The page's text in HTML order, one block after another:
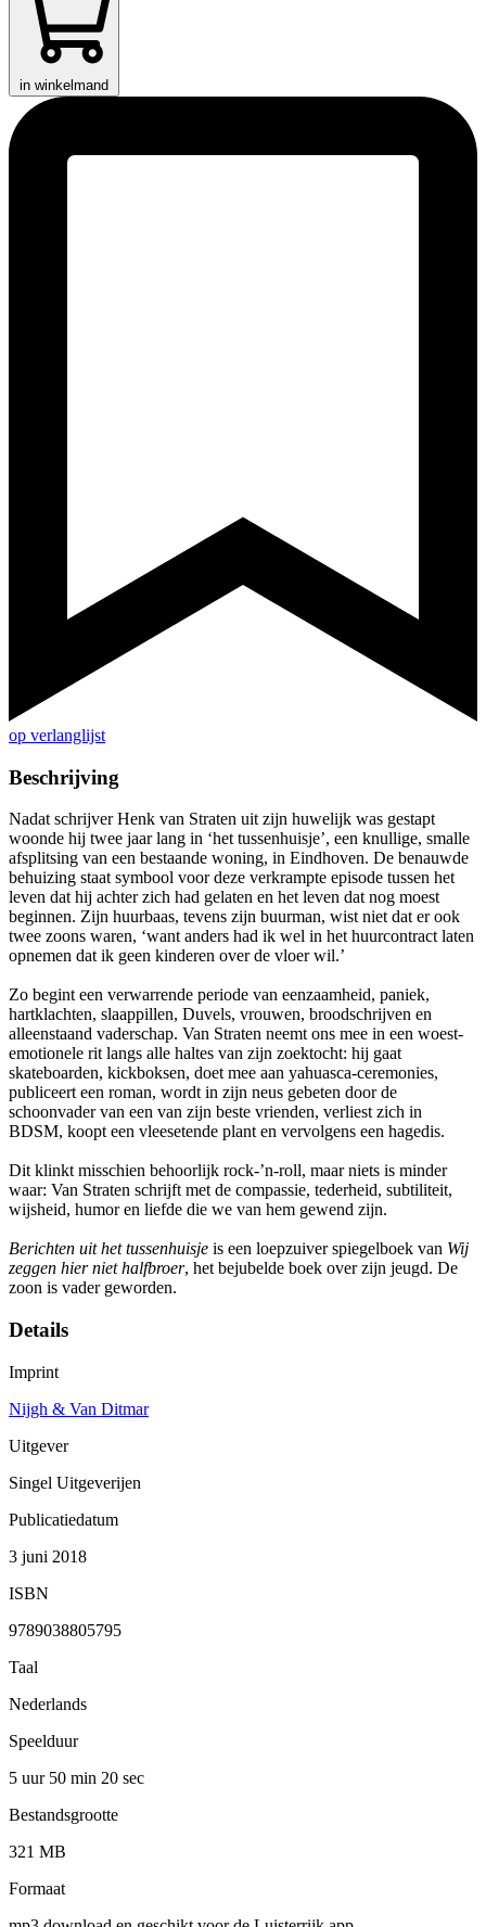
in winkelmand
op verlanglijst
Beschrijving
Nadat schrijver Henk van Straten uit zijn huwelijk was gestapt
woonde hij twee jaar lang in ‘het tussenhuisje’, een knullige, smalle
afsplitsing van een bestaande woning, in Eindhoven. De benauwde
behuizing staat symbool voor deze verkrampte episode tussen het
leven dat hij achter zich had gelaten en het leven dat nog moest
beginnen. Zijn huurbaas, tevens zijn buurman, wist niet dat er ook
twee zoons waren, ‘want anders had ik wel in het huurcontract laten
opnemen dat ik geen kinderen over de vloer wil.’
Zo begint een verwarrende periode van eenzaamheid, paniek,
hartklachten, slaappillen, Duvels, vrouwen, broodschrijven en
alleenstaand vaderschap. Van Straten neemt ons mee in een woest-
emotionele rit langs alle haltes van zijn zoektocht: hij gaat
skateboarden, kickboksen, doet mee aan yahuasca-ceremonies,
publiceert een roman, wordt in zijn neus gebeten door de
schoonvader van een van zijn beste vrienden, verliest zich in
BDSM, koopt een vleesetende plant en vervolgens een hagedis.
Dit klinkt misschien behoorlijk rock-’n-roll, maar niets is minder
waar: Van Straten schrijft met de compassie, tederheid, subtiliteit,
wijsheid, humor en liefde die we van hem gewend zijn.
Berichten uit het tussenhuisje is een loepzuiver spiegelboek van Wij
zeggen hier niet halfbroer, het bejubelde boek over zijn jeugd. De
zoon is vader geworden.
Details
Imprint
Nijgh & Van Ditmar
Uitgever
Singel Uitgeverijen
Publicatiedatum
3 juni 2018
ISBN
9789038805795
Taal
Nederlands
Speelduur
5 uur 50 min 20 sec
Bestandsgrootte
321 MB
Formaat